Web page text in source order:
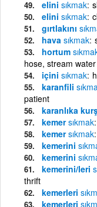
elini sıkmak
elini sıkmak
gırtlakını
hava sıkmak
hortum
hose, stream
içini sıkmak
karanfili
patient
karanlıka
kemersıkmak
kemersıkmak
kemerini
kemerini
kemerini/leri
thrift
kemerleri
kemerleri